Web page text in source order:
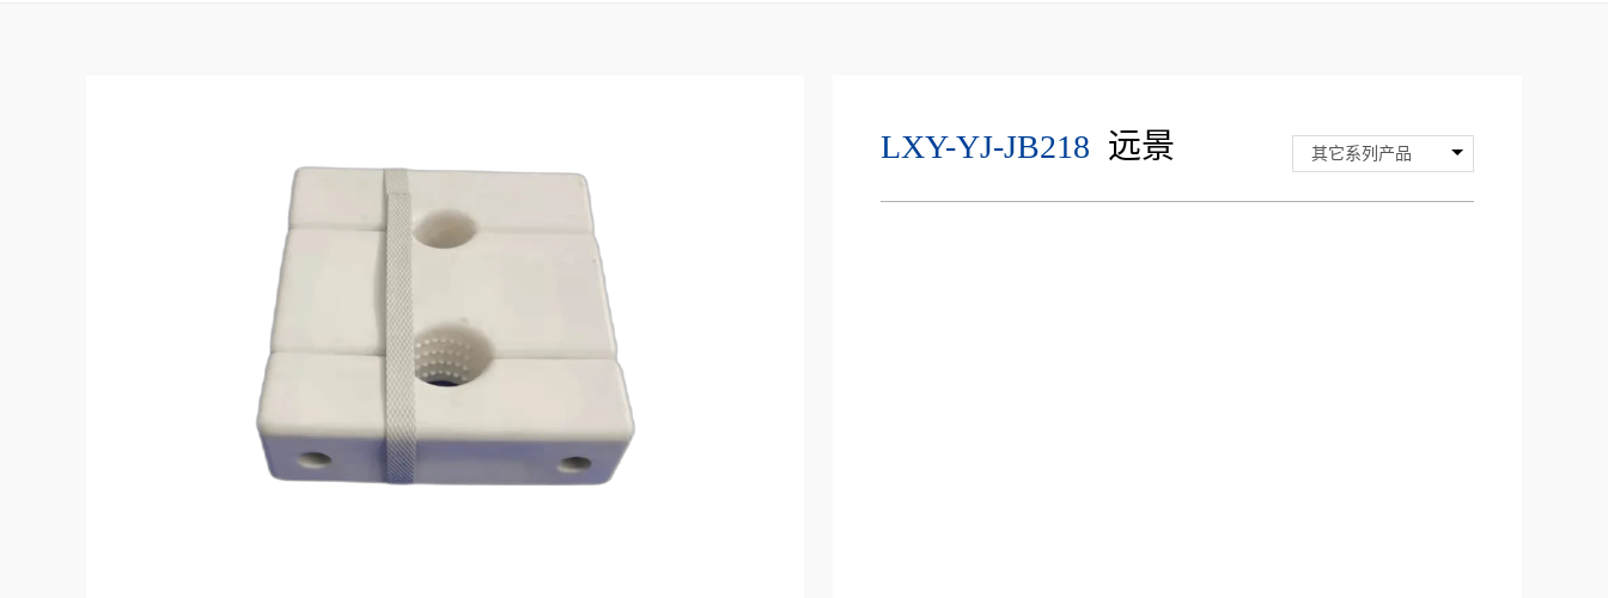
LXY-YJ-JB218 远景 其它系列产品